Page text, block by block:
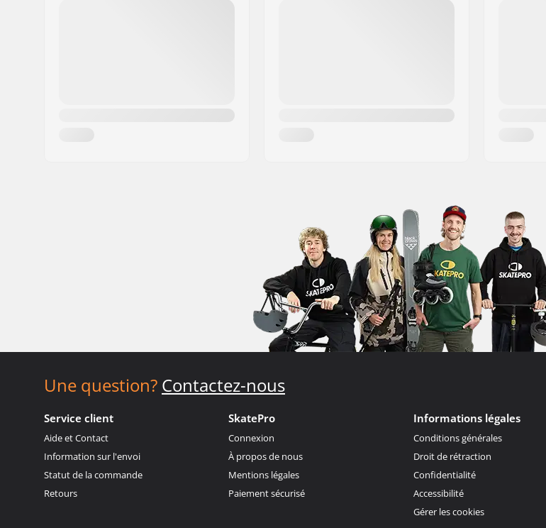
Une question? Contactez-nous
Service client
Aide et Contact
Information sur l'envoi
Statut de la commande
Retours
SkatePro
Connexion
À propos de nous
Mentions légales
Paiement sécurisé
Informations légales
Conditions générales
Droit de rétraction
Confidentialité
Accessibilité
Gérer les cookies